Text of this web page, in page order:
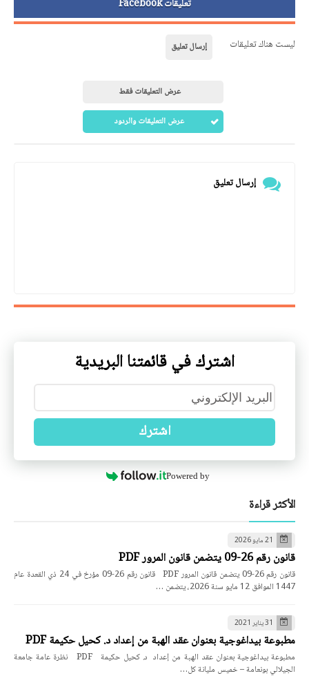
تعليقات Facebook
ليست هناك تعليقات إرسال تعليق
عرض التعليقات فقط
عرض التعليقات والردود
إرسال تعليق
اشترك في قائمتنا البريدية
اشترك
Powered by
الأكثر قراءة
21 مايو 2026
قانون رقم 26-09 يتضمن قانون المرور PDF
قانون رقم 26-09 يتضمن قانون المرور PDF قانون رقم 26-09 مؤرخ في 24 ذي القعدة عام
1447 الموافق 12 مايو سنة 2026، يتضمن …
31 يناير 2021
مطبوعة بيداغوجية بعنوان عقد الهبة من إعداد د. كحيل حكيمة PDF
مطبوعة بيداغوجية بعنوان عقد الهبة من إعداد د. كحيل حكيمة PDF نظرة عامة جامعة
الجيلالي بونعامة – خميس مليانة كل…